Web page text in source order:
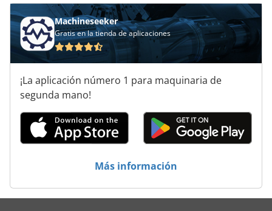
Prensa De Grandes Balas
Prensa De La Bola
Prensa De La Película
Prensa De Membrana
Machineseeker
Gratis en la tienda de aplicaciones
¡La aplicación número 1 para maquinaria de
segunda mano!
Más información